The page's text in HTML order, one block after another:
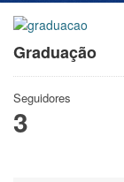
Graduação
Seguidores
3